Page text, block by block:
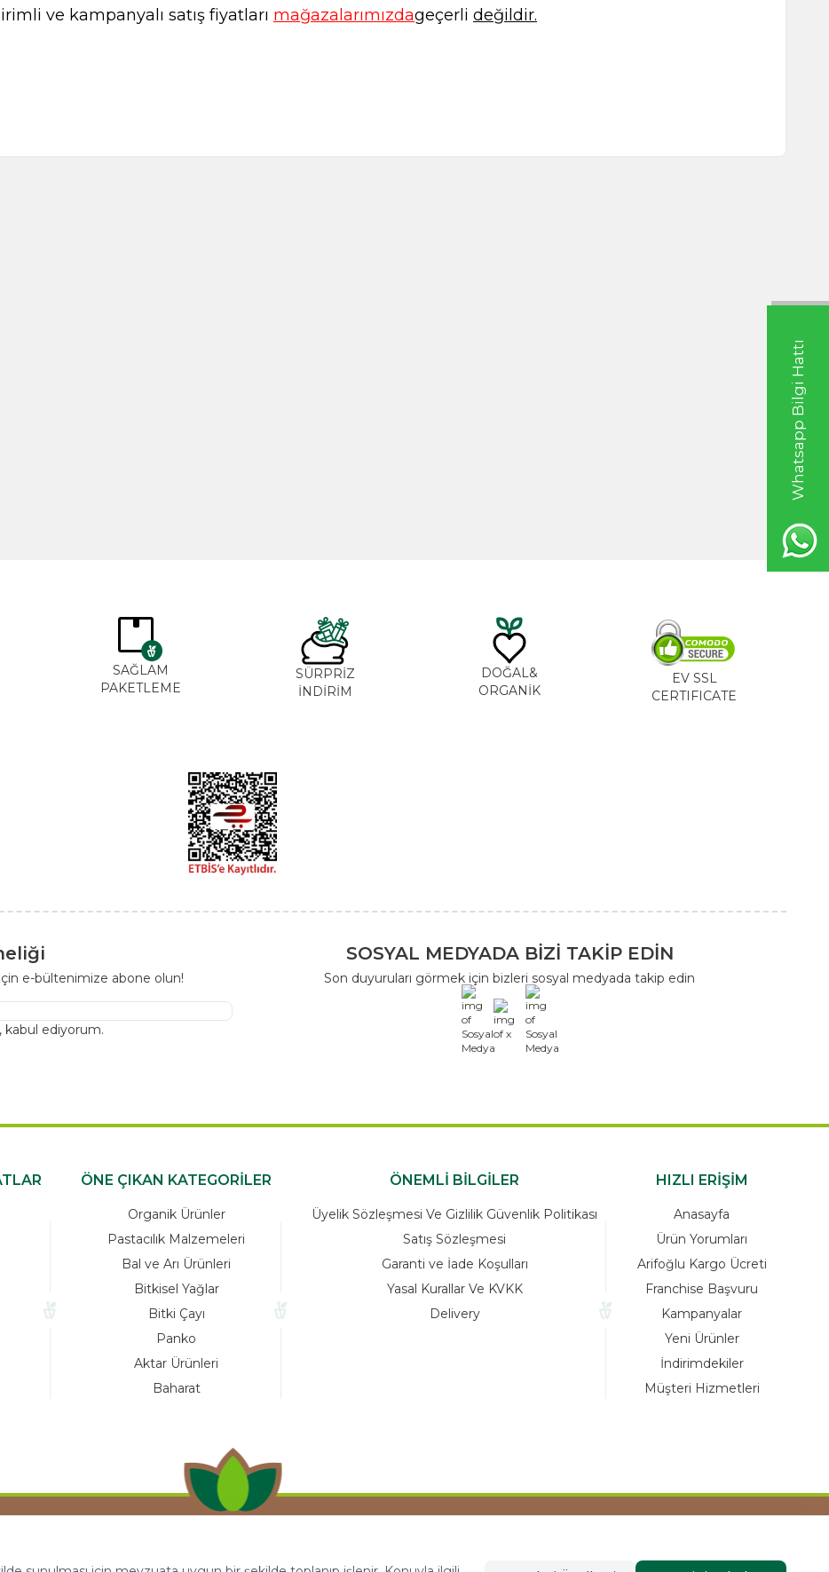
Whatsapp Bilgi Hattı
ve kampanyalı satış fiyatları mağazalarımızdageçerli değildir.
SAĞLAM
PAKETLEME
SÜRPRİZ
İNDİRİM
DOĞAL&
ORGANİK
EV SSL
CERTIFICATE
e-bültenimize abone olun!
kabul ediyorum.
SOSYAL MEDYADA BİZİ TAKİP EDİN
Son duyuruları görmek için bizleri sosyal medyada takip edin
x
ÖNE ÇIKAN KATEGORİLER
Organik Ürünler
Pastacılık Malzemeleri
Bal ve Arı Ürünleri
Bitkisel Yağlar
Bitki Çayı
Panko
Aktar Ürünleri
Baharat
ÖNEMLİ BİLGİLER
Üyelik Sözleşmesi Ve Gizlilik Güvenlik Politikası
Satış Sözleşmesi
Garanti ve İade Koşulları
Yasal Kurallar Ve KVKK
Delivery
HIZLI ERİŞİM
Anasayfa
Ürün Yorumları
Arifoğlu Kargo Ücreti
Franchise Başvuru
Kampanyalar
Yeni Ürünler
İndirimdekiler
Müşteri Hizmetleri